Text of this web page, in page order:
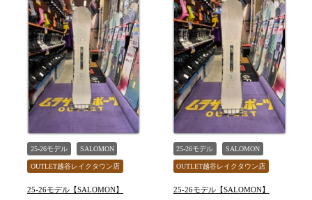
25-26モデル SALOMON
OUTLET越谷レイクタウン店
25-26モデル【SALOMON】
25-26モデル SALOMON
OUTLET越谷レイクタウン店
25-26モデル【SALOMON】